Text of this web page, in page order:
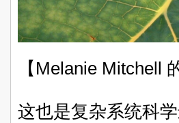
【Melanie Mitchell
这也是复杂系统科